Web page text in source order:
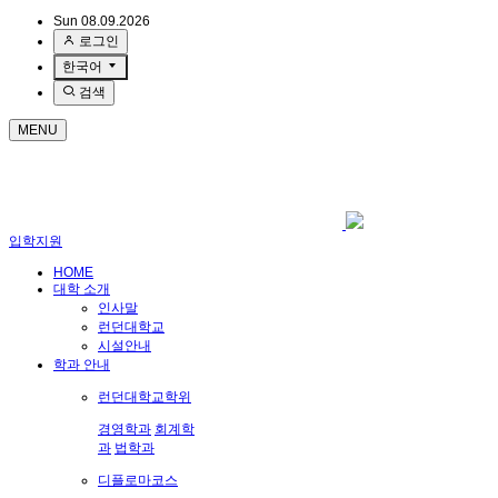
Sun 08.09.2026
로그인
한국어
검색
MENU
입학지원
HOME
대학 소개
인사말
런던대학교
시설안내
학과 안내
런던대학교학위
경영학과 회계학
과 법학과
디플로마코스